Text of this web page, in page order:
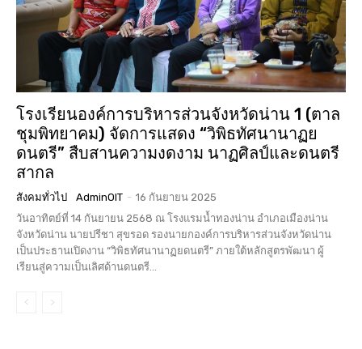
โรงเรียนองค์การบริหารส่วนจังหวัดน่าน 1 (ตาล
ชุมพิทยาคม) จัดการแสดง “วิพิธทัศนานาฏย
ดนตรี” สืบสานความงดงาม นาฏศิลป์และดนตรี
สากล
สังคมทั่วไป AdminOIT - 16 กันยายน 2025
วันอาทิตย์ที่ 14 กันยายน 2568 ณ โรงแรมน้ำทองน่าน อำเภอเมืองน่าน
จังหวัดน่าน นายปรีชา สุขรอด รองนายกองค์การบริหารส่วนจังหวัดน่าน
เป็นประธานเปิดงาน “วิพิธทัศนานาฏยดนตรี” ภายใต้หลักสูตรพัฒนา ผู้
เรียนสู่ความเป็นเลิศด้านดนตรี...